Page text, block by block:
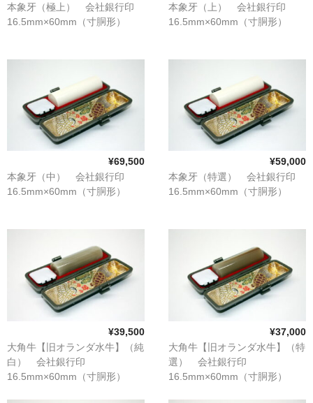
印鑑の書体
象牙印鑑の種類
印鑑ケース
お客様の声
ご利用案内
お問い合わせ
本象牙（極上） 会社銀行印
16.5mm×60mm（寸胴形）
本象牙（上） 会社銀行印
16.5mm×60mm（寸胴形）
¥69,500
本象牙（中） 会社銀行印
16.5mm×60mm（寸胴形）
¥59,000
本象牙（特選） 会社銀行印
16.5mm×60mm（寸胴形）
¥39,500
大角牛【旧オランダ水牛】（純
白） 会社銀行印
16.5mm×60mm（寸胴形）
¥37,000
大角牛【旧オランダ水牛】（特
選） 会社銀行印
16.5mm×60mm（寸胴形）